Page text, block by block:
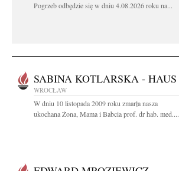
Pogrzeb odbędzie się w dniu 4.08.2026 roku na...
SABINA KOTLARSKA - HAUS
WROCŁAW
W dniu 10 listopada 2009 roku zmarła nasza
ukochana Żona, Mama i Babcia prof. dr hab. med....